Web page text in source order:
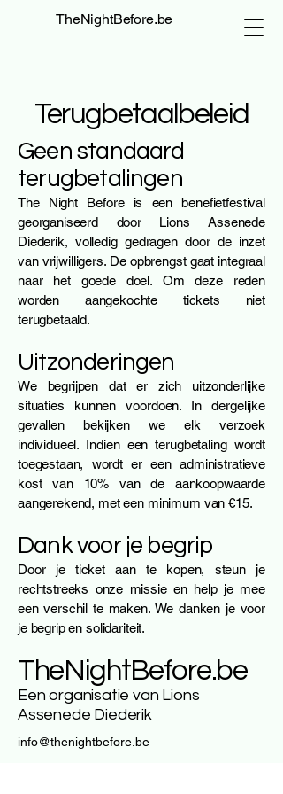
TheNightBefore.be
Terugbetaalbeleid
Geen standaard
terugbetalingen
The Night Before is een benefietfestival
georganiseerd door Lions Assenede
Diederik, volledig gedragen door de inzet
van vrijwilligers. De opbrengst gaat integraal
naar het goede doel. Om deze reden
worden aangekochte tickets niet
terugbetaald.
Uitzonderingen
We begrijpen dat er zich uitzonderlijke
situaties kunnen voordoen. In dergelijke
gevallen bekijken we elk verzoek
individueel. Indien een terugbetaling wordt
toegestaan, wordt er een administratieve
kost van 10% van de aankoopwaarde
aangerekend, met een minimum van €15.
Dank voor je begrip
Door je ticket aan te kopen, steun je
rechtstreeks onze missie en help je mee
een verschil te maken. We danken je voor
je begrip en solidariteit.
TheNightBefore.be
Een organisatie van Lions
Assenede Diederik
info@thenightbefore.be